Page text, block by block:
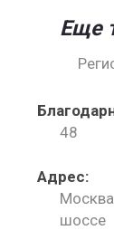
Еще
48
Адрес:
шоссе